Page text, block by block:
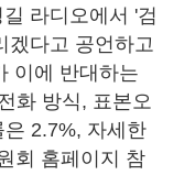
라디오에서 '검
겠다고 공언하고
이에 반대하는
화 방식, 표본오
2.7%, 자세한
회 홈페이지 참